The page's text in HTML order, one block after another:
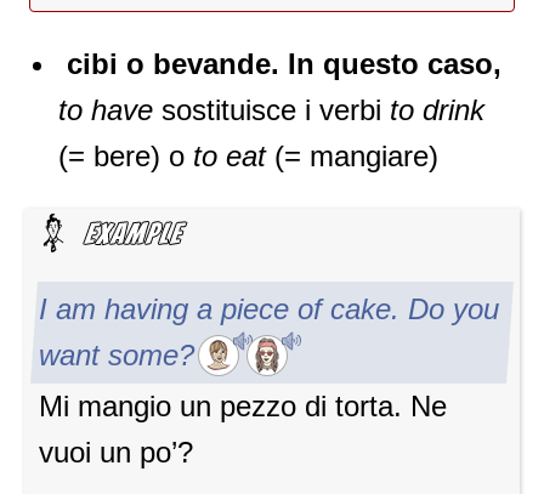
cibi o bevande. In questo caso,
to have sostituisce i verbi to drink
(= bere) o to eat(= mangiare)
I am having a piece of cake. Do you
want some?
Mi mangio un pezzo di torta. Ne
vuoi un po’?